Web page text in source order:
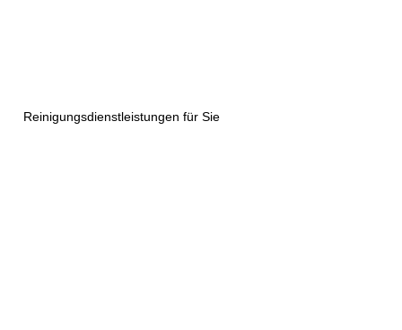
Reinigungsdienstleistungen für Sie